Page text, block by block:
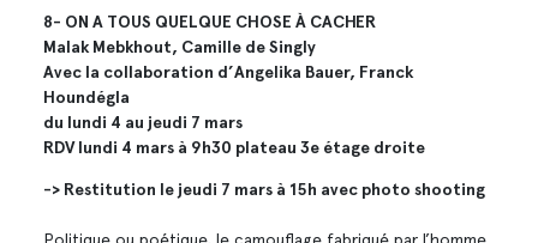
8- ON A TOUS QUELQUE CHOSE À CACHER
Malak Mebkhout, Camille de Singly
Avec la collaboration d’Angelika Bauer, Franck
Houndégla
du lundi 4 au jeudi 7 mars
RDV lundi 4 mars à 9h30 plateau 3e étage droite
-> Restitution le jeudi 7 mars à 15h avec photo shooting
Politique ou poétique, le camouflage fabriqué par l’homme